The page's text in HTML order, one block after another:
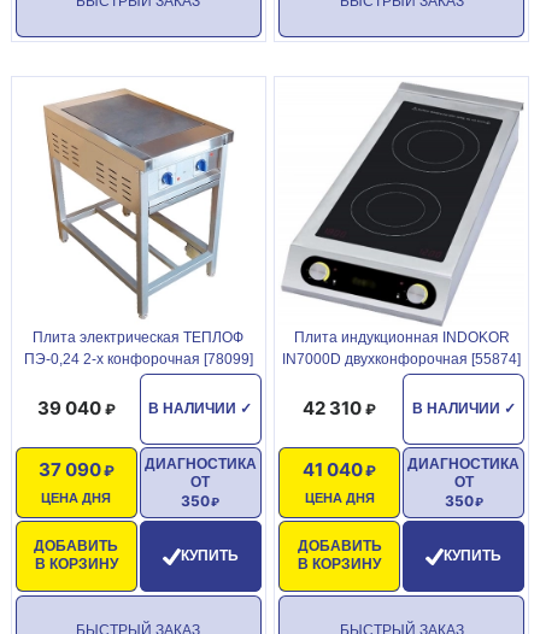
Плита электрическая ТЕПЛОФ
ПЭ-0,24 2-х конфорочная [78099]
В НАЛИЧИИ ✓
39 040
ЦЕНА ДНЯ
37 090
ДОБАВИТЬ
В КОРЗИНУ
ДИАГНОСТИКА
ОТ
350
КУПИТЬ
БЫСТРЫЙ ЗАКАЗ
Плита индукционная INDOKOR
IN7000D двухконфорочная [55874]
В НАЛИЧИИ ✓
42 310
ЦЕНА ДНЯ
41 040
ДОБАВИТЬ
В КОРЗИНУ
ДИАГНОСТИКА
ОТ
350
КУПИТЬ
БЫСТРЫЙ ЗАКАЗ